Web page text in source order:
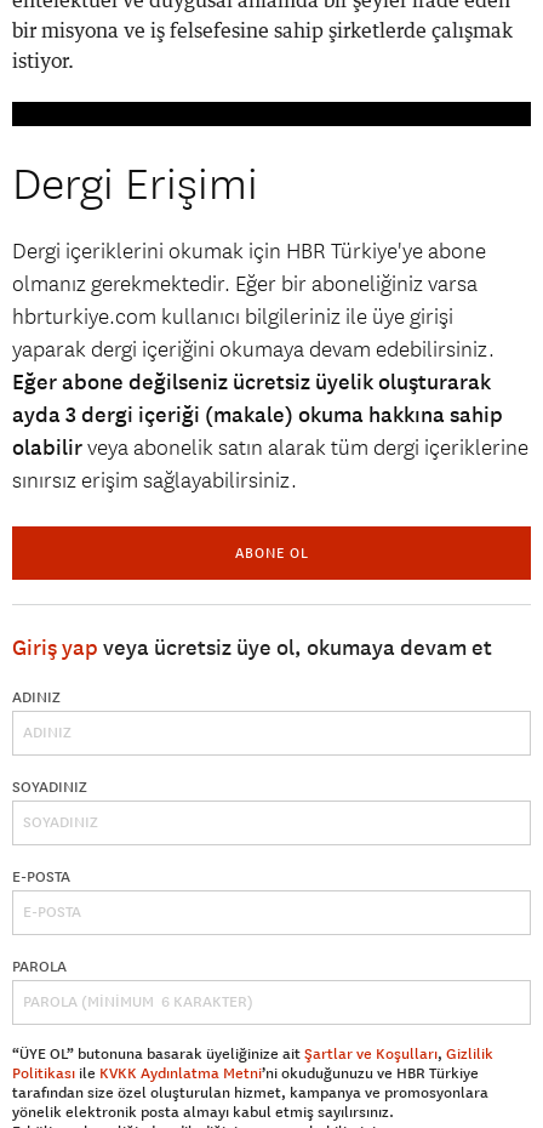
bir misyona ve iş felsefesine sahip şirketlerde çalışmak
istiyor.
Dergi Erişimi
Dergi içeriklerini okumak için HBR Türkiye'ye abone
olmanız gerekmektedir. Eğer bir aboneliğiniz varsa
hbrturkiye.com kullanıcı bilgileriniz ile üye girişi
yaparak dergi içeriğini okumaya devam edebilirsiniz.
Eğer abone değilseniz ücretsiz üyelik oluşturarak
ayda 3 dergi içeriği (makale) okuma hakkına sahip
olabilirveya abonelik satın alarak tüm dergi içeriklerine
sınırsız erişim sağlayabilirsiniz.
ABONE OL
Giriş yap veya ücretsiz üye ol, okumaya devam et
ADINIZ
SOYADINIZ
E-POSTA
PAROLA
“ÜYE OL” butonuna basarak üyeliğinize aitŞartlar ve Koşulları, Gizlilik
Politikası ile KVKK Aydınlatma Metni’ni okuduğunuzu ve HBR Türkiye
tarafından size özel oluşturulan hizmet, kampanya ve promosyonlara
yönelik elektronik posta almayı kabul etmiş sayılırsınız.